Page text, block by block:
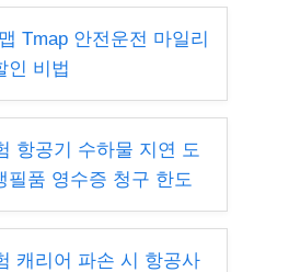
Tmap 안전운전 마일리
인 비법
항공기 수하물 지연 도
필품 영수증 청구 한도
캐리어 파손 시 항공사